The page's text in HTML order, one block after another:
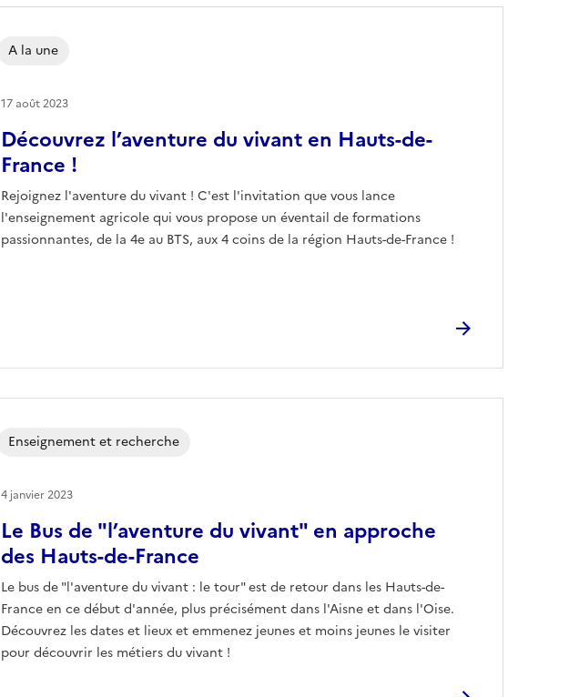
Découvrez l’aventure du vivant en Hauts-de-
France !
Rejoignez l'aventure du vivant ! C'est l'invitation que vous lance
l'enseignement agricole qui vous propose un éventail de formations
passionnantes, de la 4e au BTS, aux 4 coins de la région Hauts-de-France !
A la une
17 août 2023
Le Bus de "l’aventure du vivant" en approche
des Hauts-de-France
Le bus de "l'aventure du vivant : le tour" est de retour dans les Hauts-de-
France en ce début d'année, plus précisément dans l'Aisne et dans l'Oise.
Découvrez les dates et lieux et emmenez jeunes et moins jeunes le visiter
pour découvrir les métiers du vivant !
Enseignement et recherche
4 janvier 2023